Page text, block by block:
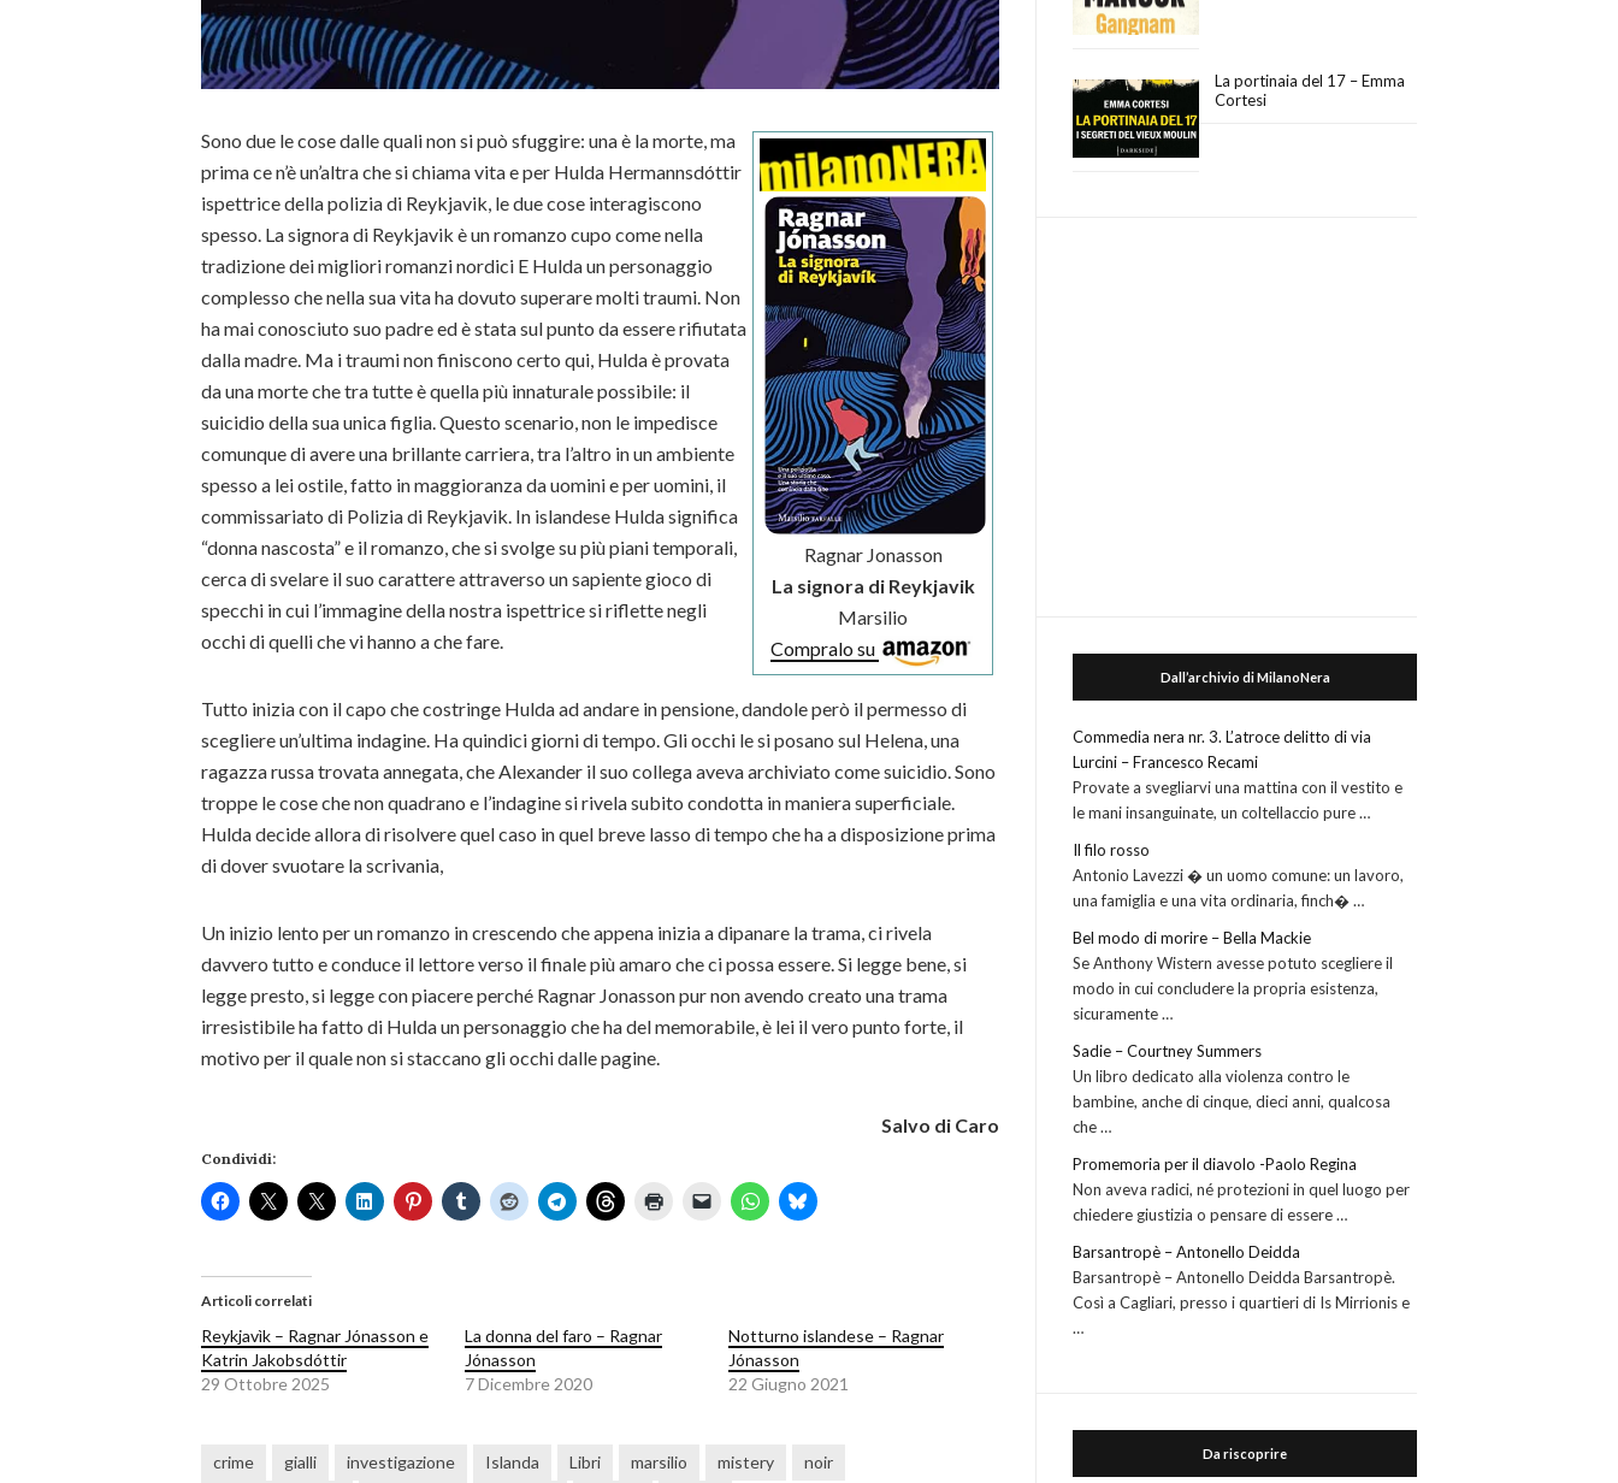
Ragnar Jonasson
La signora di Reykjavik
Marsilio
Compralo su
Sono due le cose dalle quali non si può sfuggire: una è la morte, ma
prima ce n’è un’altra che si chiama vita e per Hulda Hermannsdóttir
ispettrice della polizia di Reykjavik, le due cose interagiscono
spesso. La signora di Reykjavik è un romanzo cupo come nella
tradizione dei migliori romanzi nordici E Hulda un personaggio
complesso che nella sua vita ha dovuto superare molti traumi. Non
ha mai conosciuto suo padre ed è stata sul punto da essere rifiutata
dalla madre. Ma i traumi non finiscono certo qui, Hulda è provata
da una morte che tra tutte è quella più innaturale possibile: il
suicidio della sua unica figlia. Questo scenario, non le impedisce
comunque di avere una brillante carriera, tra l’altro in un ambiente
spesso a lei ostile, fatto in maggioranza da uomini e per uomini, il
commissariato di Polizia di Reykjavik. In islandese Hulda significa
“donna nascosta” e il romanzo, che si svolge su più piani temporali,
cerca di svelare il suo carattere attraverso un sapiente gioco di
specchi in cui l’immagine della nostra ispettrice si riflette negli
occhi di quelli che vi hanno a che fare.
Tutto inizia con il capo che costringe Hulda ad andare in pensione, dandole però il permesso di
scegliere un’ultima indagine. Ha quindici giorni di tempo. Gli occhi le si posano sul Helena, una
ragazza russa trovata annegata, che Alexander il suo collega aveva archiviato come suicidio. Sono
troppe le cose che non quadrano e l’indagine si rivela subito condotta in maniera superficiale.
Hulda decide allora di risolvere quel caso in quel breve lasso di tempo che ha a disposizione prima
di dover svuotare la scrivania,
Un inizio lento per un romanzo in crescendo che appena inizia a dipanare la trama, ci rivela
davvero tutto e conduce il lettore verso il finale più amaro che ci possa essere. Si legge bene, si
legge presto, si legge con piacere perché Ragnar Jonasson pur non avendo creato una trama
irresistibile ha fatto di Hulda un personaggio che ha del memorabile, è lei il vero punto forte, il
motivo per il quale non si staccano gli occhi dalle pagine.
Salvo di Caro
Condividi:
Articoli correlati
Reykjavìk – Ragnar Jónasson e
Katrin Jakobsdóttir
29 Ottobre 2025
La donna del faro – Ragnar
Jónasson
7 Dicembre 2020
Notturno islandese – Ragnar
Jónasson
22 Giugno 2021
crime gialli investigazione Islanda Libri marsilio mistery
noir
La portinaia del 17 – Emma
Cortesi
Dall’archivio di MilanoNera
Commedia nera nr. 3. L’atroce delitto di via
Lurcini – Francesco Recami
Provate a svegliarvi una mattina con il vestito e
le mani insanguinate, un coltellaccio pure …
Il filo rosso
Antonio Lavezzi � un uomo comune: un lavoro,
una famiglia e una vita ordinaria, finch� …
Bel modo di morire – Bella Mackie
Se Anthony Wistern avesse potuto scegliere il
modo in cui concludere la propria esistenza,
sicuramente …
Sadie – Courtney Summers
Un libro dedicato alla violenza contro le
bambine, anche di cinque, dieci anni, qualcosa
che …
Promemoria per il diavolo -Paolo Regina
Non aveva radici, né protezioni in quel luogo per
chiedere giustizia o pensare di essere …
Barsantropè – Antonello Deidda
Barsantropè – Antonello Deidda Barsantropè.
Così a Cagliari, presso i quartieri di Is Mirrionis e
…
Da riscoprire